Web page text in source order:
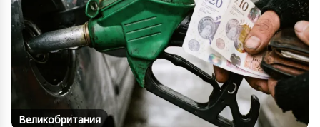
Великобритания